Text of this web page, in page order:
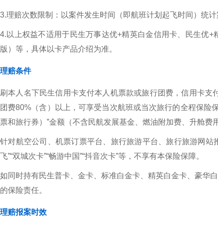
3.理赔次数限制：以案件发生时间（即航班计划起飞时间）统
4.以上权益不适用于民生万事达优+精英白金信用卡、民生优
版）等，具体以卡产品介绍为准。
理赔条件
刷本人名下民生信用卡支付本人机票款或旅行团费，信用卡
团费80%（含）以上，可享受当次航班或当次旅行的全程保险
票和旅行券）”金额（不含民航发展基金、燃油附加费、升舱
针对航空公司、机票订票平台、旅行旅游平台、旅行旅游网站
飞”“双城次卡”“畅游中国”“抖音次卡”等，不享有本保险保障。
如同时持有民生普卡、金卡、标准白金卡、精英白金卡、豪华
的保险责任。
理赔报案时效